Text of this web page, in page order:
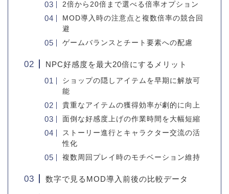
2倍から20倍まで選べる倍率オプション
MOD導入時の注意点と複数倍率の競合回
避
ゲームバランスとチート要素への配慮
NPC好感度を最大20倍にするメリット
ショップの隠しアイテムを早期に解放可
能
貴重なアイテムの獲得効率が劇的に向上
面倒な好感度上げの作業時間を大幅短縮
ストーリー進行とキャラクター交流の活
性化
複数周回プレイ時のモチベーション維持
数字で見るMOD導入前後の比較データ